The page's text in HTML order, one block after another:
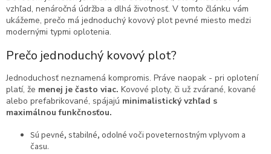
vzhľad, nenáročná údržba a dlhá životnosť. V tomto článku vám
ukážeme, prečo má jednoduchý kovový plot pevné miesto medzi
modernými typmi oplotenia.
Prečo jednoduchý kovový plot?
Jednoduchosť neznamená kompromis. Práve naopak - pri oplotení
platí, že menej je často viac. Kovové ploty, či už zvárané, kované
alebo prefabrikované, spájajú minimalistický vzhľad s
maximálnou funkčnosťou.
Sú pevné, stabilné, odolné voči poveternostným vplyvom a
času.